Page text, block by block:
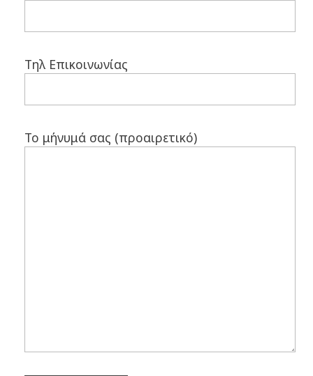
Τηλ Επικοινωνίας
Το μήνυμά σας (προαιρετικό)